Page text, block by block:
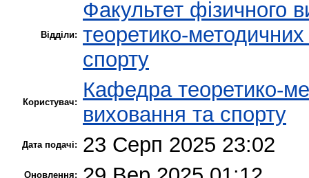
Відділи:
Факультет фізичного
теоретико-
спорту
Користувач:
Кафедра теоретико-
виховання та спорту
Дата подачі: 23 Серп 2025 23:02
Оновлення: